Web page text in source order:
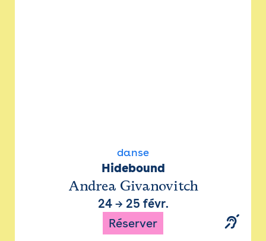
danse
Hidebound
Andrea Givanovitch
24→ 25 févr.
Réserver